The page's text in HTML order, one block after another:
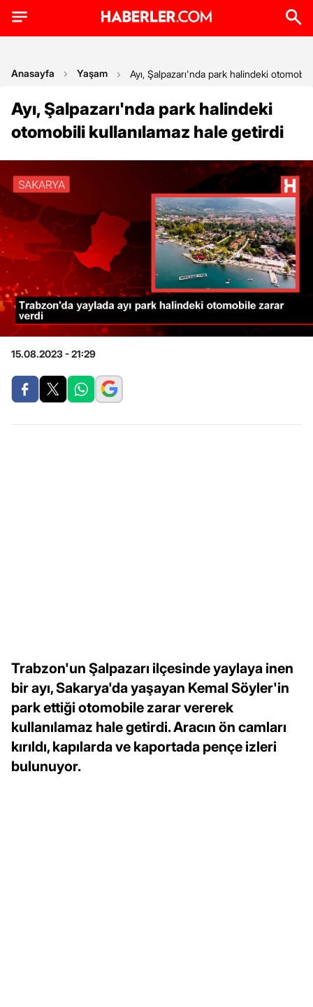
Anasayfa Yaşam Ayı, Şalpazarı'nda park halindeki
Ayı, Şalpazarı'nda park halindeki
otomobili kullanılamaz hale getirdi
15.08.2023 - 21:29
Trabzon'un Şalpazarı ilçesinde yaylaya inen
bir ayı, Sakarya'da yaşayan Kemal Söyler'in
park ettiği otomobile zarar vererek
kullanılamaz hale getirdi. Aracın ön camları
kırıldı, kapılarda ve kaportada pençe izleri
bulunuyor.